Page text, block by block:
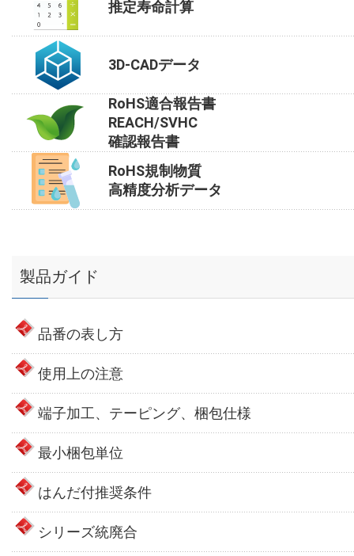
推定寿命計算
3D-CADデータ
RoHS適合報告書
REACH/SVHC
確認報告書
RoHS規制物質
高精度分析データ
製品ガイド
品番の表し方
使用上の注意
端子加工、テーピング、梱包仕様
最小梱包単位
はんだ付推奨条件
シリーズ統廃合